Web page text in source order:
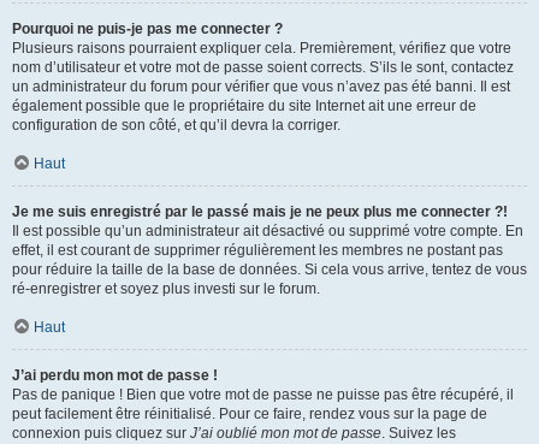
Pourquoi ne puis-je pas me connecter ?
Plusieurs raisons pourraient expliquer cela. Premièrement, vérifiez que votre
nom d’utilisateur et votre mot de passe soient corrects. S’ils le sont, contactez
un administrateur du forum pour vérifier que vous n’avez pas été banni. Il est
également possible que le propriétaire du site Internet ait une erreur de
configuration de son côté, et qu’il devra la corriger.
Haut
Je me suis enregistré par le passé mais je ne peux plus me connecter ?!
Il est possible qu’un administrateur ait désactivé ou supprimé votre compte. En
effet, il est courant de supprimer régulièrement les membres ne postant pas
pour réduire la taille de la base de données. Si cela vous arrive, tentez de vous
ré-enregistrer et soyez plus investi sur le forum.
Haut
J’ai perdu mon mot de passe !
Pas de panique ! Bien que votre mot de passe ne puisse pas être récupéré, il
peut facilement être réinitialisé. Pour ce faire, rendez vous sur la page de
connexion puis cliquez sur J’ai oublié mon mot de passe. Suivez les